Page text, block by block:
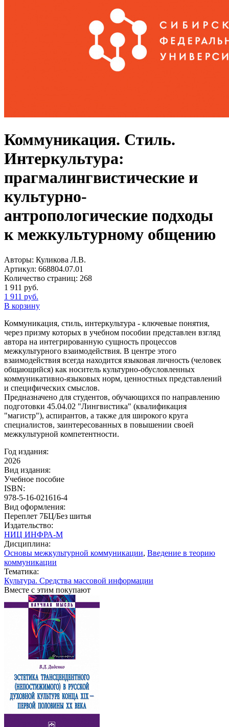
Коммуникация. Стиль.
Интеркультура:
прагмалингвистические и
культурно-
антропологические подходы
к межкультурному общению
Авторы: Куликова Л.В.
Артикул: 668804.07.01
Количество страниц: 268
1 911 руб.
1 911 руб.
В корзину
Коммуникация, стиль, интеркультура - ключевые понятия,
через призму которых в учебном пособии представлен взгляд
автора на интегрированную сущность процессов
межкультурного взаимодействия. В центре этого
взаимодействия всегда находится языковая личность (человек
общающийся) как носитель культурно-обусловленных
коммуникативно-языковых норм, ценностных представлений
и специфических смыслов.
Предназначено для студентов, обучающихся по направлению
подготовки 45.04.02 "Лингвистика" (квалификация
"магистр"), аспирантов, а также для широкого круга
специалистов, заинтересованных в повышении своей
межкультурной компетентности.
Год издания:
2026
Вид издания:
Учебное пособие
ISBN:
978-5-16-021616-4
Вид оформления:
Переплет 7БЦ/Без шитья
Издательство:
НИЦ ИНФРА-М
Дисциплина:
Основы межкультурной коммуникации, Введение в теорию
коммуникации
Тематика:
Культура. Средства массовой информации
Вместе с этим покупают